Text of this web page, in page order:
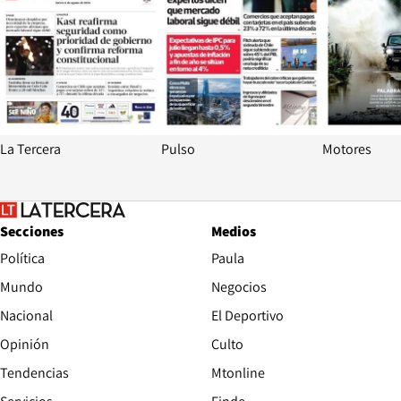
La Tercera Pulso Motores
Secciones
Política
Mundo
Nacional
Opinión
Tendencias
Medios
Paula
Negocios
El Deportivo
Culto
Mtonline